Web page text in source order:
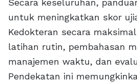
Secara keseluruhan,
untuk meningkatkan skor
Kedokteran secara
latihan rutin, pembahasan
manajemen waktu, dan
Pendekatan ini